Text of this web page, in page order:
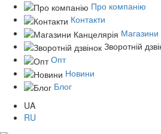
Про компанію
Контакти
Магазини
Зворотній
Опт
Новини
Блог
UA
RU